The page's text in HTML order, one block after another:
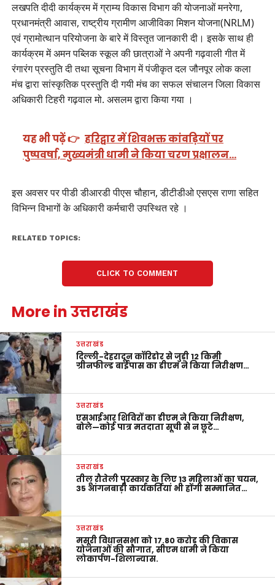
लखपति दीदी कार्यक्रम में ग्राम्य विकास विभाग की योजनाओं मनरेगा,
प्रधानमंत्री आवास, राष्ट्रीय ग्रामीण आजीविका मिशन योजना(NRLM)
एवं ग्रामोत्थान परियोजना के बारे में विस्तृत जानकारी दी। इसके साथ ही
कार्यक्रम में अमन पब्लिक स्कूल की छात्राओं ने अपनी गढ़वाली गीत में
रंगारंग प्रस्तुति दी तथा सूचना विभाग में पंजीकृत दल जौनपूर लोक कला
मंच द्वारा सांस्कृतिक प्रस्तुति दी गयी मंच का सफल संचालन जिला विकास
अधिकारी टिहरी गढ़वाल मो. असलम द्वारा किया गया ।
यह भी पढ़ें 👉 हरिद्वार में शिवभक्त कांवड़ियों पर
पुष्पवर्षा, मुख्यमंत्री धामी ने किया चरण प्रक्षालन…
इस अवसर पर पीडी डीआरडी पीएस चौहान, डीटीडीओ एसएस राणा सहित
विभिन्न विभागों के अधिकारी कर्मचारी उपस्थित रहे ।
RELATED TOPICS:
CLICK TO COMMENT
More in उत्तराखंड
उत्तराखंड
दिल्ली-देहरादून कॉरिडोर से जुड़ी 12 किमी
ग्रीनफील्ड बाईपास का डीएम ने किया निरीक्षण…
उत्तराखंड
एसआईआर शिविरों का डीएम ने किया निरीक्षण,
बोले—कोई पात्र मतदाता सूची से न छूटे…
उत्तराखंड
तीलू रौतेली पुरस्कार के लिए 13 महिलाओं का चयन,
35 आंगनबाड़ी कार्यकर्तियां भी होंगी सम्मानित…
उत्तराखंड
मसूरी विधानसभा को 17.80 करोड़ की विकास
योजनाओं की सौगात, सीएम धामी ने किया
लोकार्पण-शिलान्यास.